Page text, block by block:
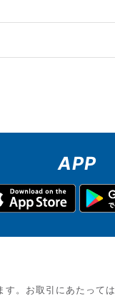
APP
。お取引にあたって